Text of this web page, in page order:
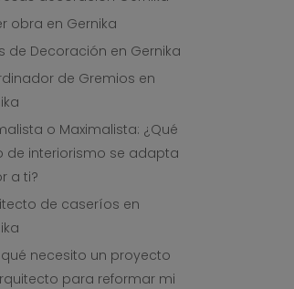
obra en Gernika
de Decoración en Gernika
de Gremios en
o Maximalista: ¿Qué
de interiorismo se adapta
a ti?
de caseríos en
qué necesito un proyecto
para reformar mi